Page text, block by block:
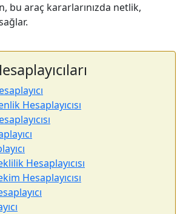
bu araç kararlarınızda netlik,
Hesaplayıcısı
Hesaplayıcısı
Hesaplayıcısı